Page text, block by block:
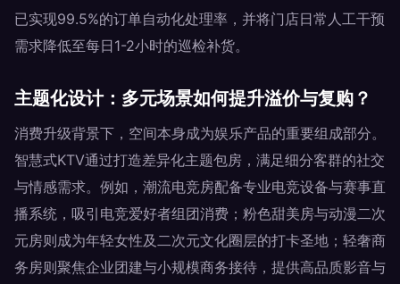
已实现99.5%的订单自动化处理率，并将门店日常人工干预
需求降低至每日1-2小时的巡检补货。
主题化设计：多元场景如何提升溢价与复购？
消费升级背景下，空间本身成为娱乐产品的重要组成部分。
智慧式KTV通过打造差异化主题包房，满足细分客群的社交
与情感需求。例如，潮流电竞房配备专业电竞设备与赛事直
播系统，吸引电竞爱好者组团消费；粉色甜美房与动漫二次
元房则成为年轻女性及二次元文化圈层的打卡圣地；轻奢商
务房则聚焦企业团建与小规模商务接待，提供高品质影音与